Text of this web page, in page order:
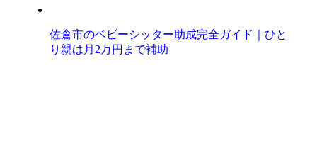
佐倉市のベビーシッター助成完全ガイド｜ひと
り親は月2万円まで補助